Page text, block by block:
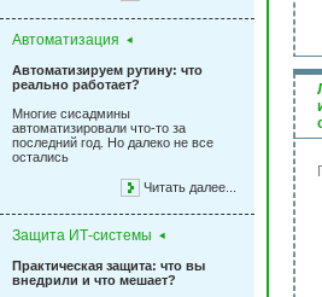
Автоматизация
Автоматизируем рутину: что
реально работает?
Многие сисадмины
автоматизировали что-то за
последний год. Но далеко не все
остались
Читать далее...
Защита ИТ-системы
Практическая защита: что вы
внедрили и что мешает?